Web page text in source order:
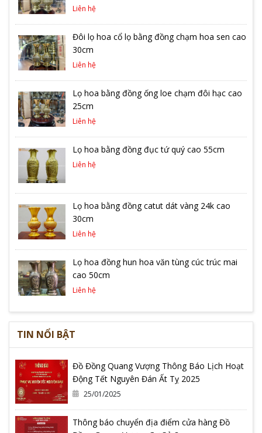
Liên hệ
Đôi lọ hoa cổ lọ bằng đồng chạm hoa sen cao
30cm
Liên hệ
Lọ hoa bằng đồng ống loe chạm đôi hạc cao
25cm
Liên hệ
Lọ hoa bằng đồng đục tứ quý cao 55cm
Liên hệ
Lọ hoa bằng đồng catut dát vàng 24k cao
30cm
Liên hệ
Lọ hoa đồng hun hoa văn tùng cúc trúc mai
cao 50cm
Liên hệ
TIN NỔI BẬT
Đồ Đồng Quang Vượng Thông Báo Lịch Hoạt
Động Tết Nguyên Đán Ất Tỵ 2025
25/01/2025
Thông báo chuyển địa điểm cửa hàng Đồ